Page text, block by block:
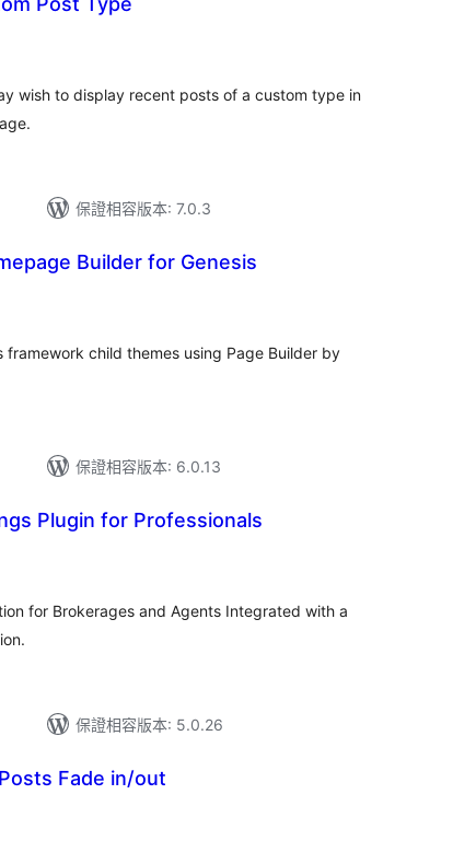
wish to display recent posts of a custom type in
保證相容版本: 7.0.3
Builder for Genesis
framework child themes using Page Builder by
保證相容版本: 6.0.13
Plugin for Professionals
for Brokerages and Agents Integrated with a
保證相容版本: 5.0.26
Fade in/out